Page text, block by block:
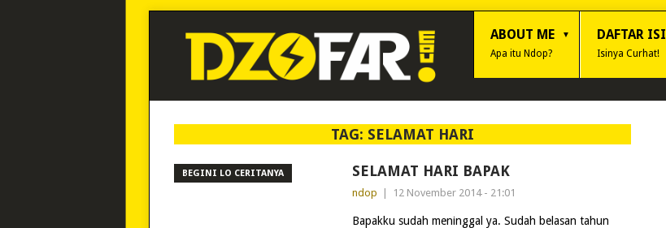
ABOUT ME
Apa itu Ndop?
DAFTAR ISI
Isinya Curhat!
TAG: SELAMAT HARI
BEGINI LO CERITANYA SELAMAT HARI BAPAK
ndop 12 November 2014 - 21:01
Bapakku sudah meninggal ya. Sudah belasan tahun